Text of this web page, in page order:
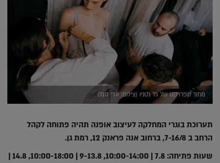
מתוך הפרויקט של גל גטניו (צילום: עדי סגל)
תערוכת בוגרי המחלקה לעיצוב אופנה תהיה פתוחה לקהל
הרחב ב 7-16/8, ברחוב אנה פראנק 12, רמת גן.
שעות פתיחה:
7.8 | 10:00-14:00, 9-13.8 | 10:00-18:00, 14.8 |